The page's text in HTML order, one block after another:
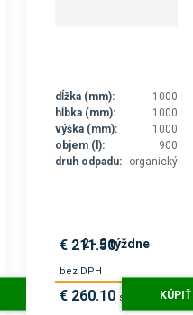
dĺžka (mm):
1000
hĺbka (mm):
1000
výška (mm):
1000
objem (l):
900
druh odpadu:
organický
€ 211.50
bez DPH
€ 260.10 s
2 - 3 týždne
KÚPIŤ